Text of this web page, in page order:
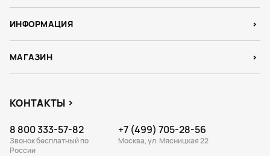
ИНФОРМАЦИЯ
МАГАЗИН
КОНТАКТЫ
8 800 333-57-82
Звонок бесплатный по
России
+7 (499) 705-28-56
Москва, ул. Мясницкая 22